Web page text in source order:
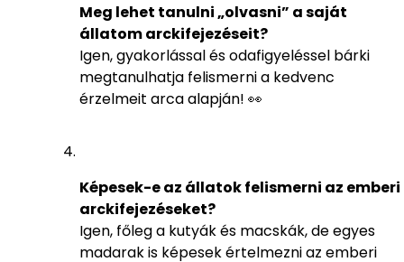
Meg lehet tanulni „olvasni” a saját
állatom arckifejezéseit?
Igen, gyakorlással és odafigyeléssel bárki
megtanulhatja felismerni a kedvenc
érzelmeit arca alapján! 👀
Képesek-e az állatok felismerni az emberi
arckifejezéseket?
Igen, főleg a kutyák és macskák, de egyes
madarak is képesek értelmezni az emberi